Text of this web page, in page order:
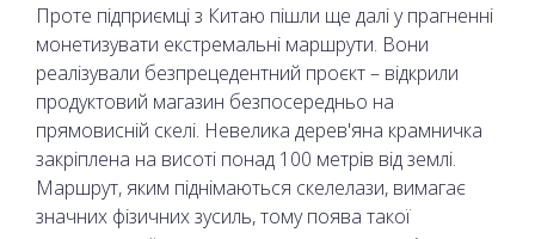
Проте підприємці з Китаю пішли ще далі у прагненні
монетизувати екстремальні маршрути. Вони
реалізували безпрецедентний проєкт – відкрили
продуктовий магазин безпосередньо на
прямовисній скелі. Невелика дерев'яна крамничка
закріплена на висоті понад 100 метрів від землі.
Маршрут, яким піднімаються скелелази, вимагає
значних фізичних зусиль, тому поява такої